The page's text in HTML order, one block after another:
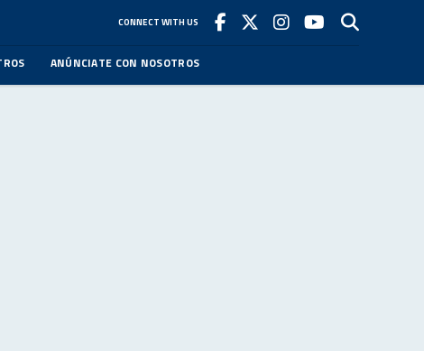
CONNECT WITH US
ANÚNCIATE CON NOSOTROS